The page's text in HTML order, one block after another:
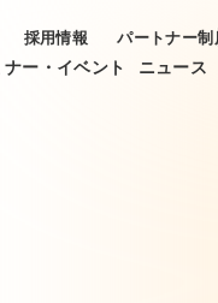
ナー・イベント ニュース
採用情報 パートナー制